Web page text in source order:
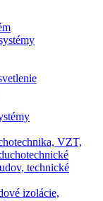
VZT,
technické
izolácie,